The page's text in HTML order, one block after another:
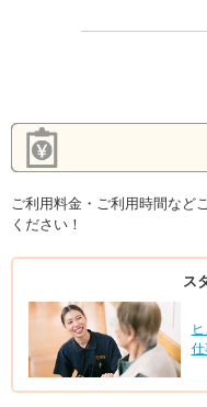
ご利用料金・ご利用時間など
ください！
ス
仕